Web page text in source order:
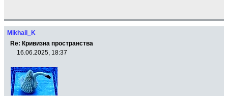
Mikhail_K
Re: Кривизна пространства
16.06.2025, 18:37